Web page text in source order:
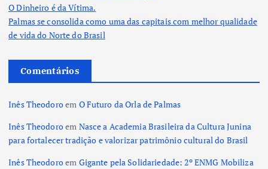
O Dinheiro é da Vítima.
Palmas se consolida como uma das capitais com melhor qualidade
de vida do Norte do Brasil
Comentários
Inês Theodoroem O Futuro da Orla de Palmas
Inês Theodoroem Nasce a Academia Brasileira da Cultura Junina
para fortalecer tradição e valorizar patrimônio cultural do Brasil
Inês Theodoroem Gigante pela Solidariedade: 2º ENMG Mobiliza